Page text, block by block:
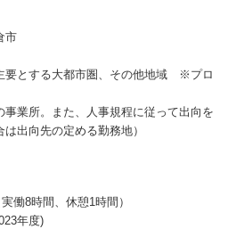
市
要とする大都市圏、その他地域 ※プロ
事業所。また、人事規程に従って出向を
出向先の定める勤務地）
働8時間、休憩1時間）
年度)